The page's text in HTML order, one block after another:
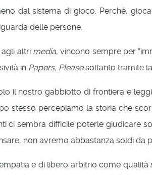
dal sistema di gioco. Perché,
delle persone.
altri media, vincono sempre per
in Papers, Pleasesoltanto tramite
il nostro gabbiotto di frontiera e
stesso percepiamo la storia che
ci sembra difficile poterle giudicare
non avremo abbastanza soldi da
e di libero arbitrio come